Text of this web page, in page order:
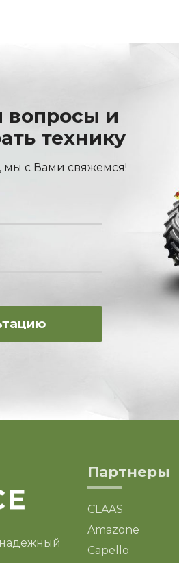
вопросы и
технику
мы с Вами свяжемся!
Партнеры
CLAAS
Amazone
Capello